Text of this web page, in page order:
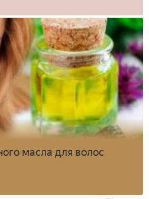
масла для волос